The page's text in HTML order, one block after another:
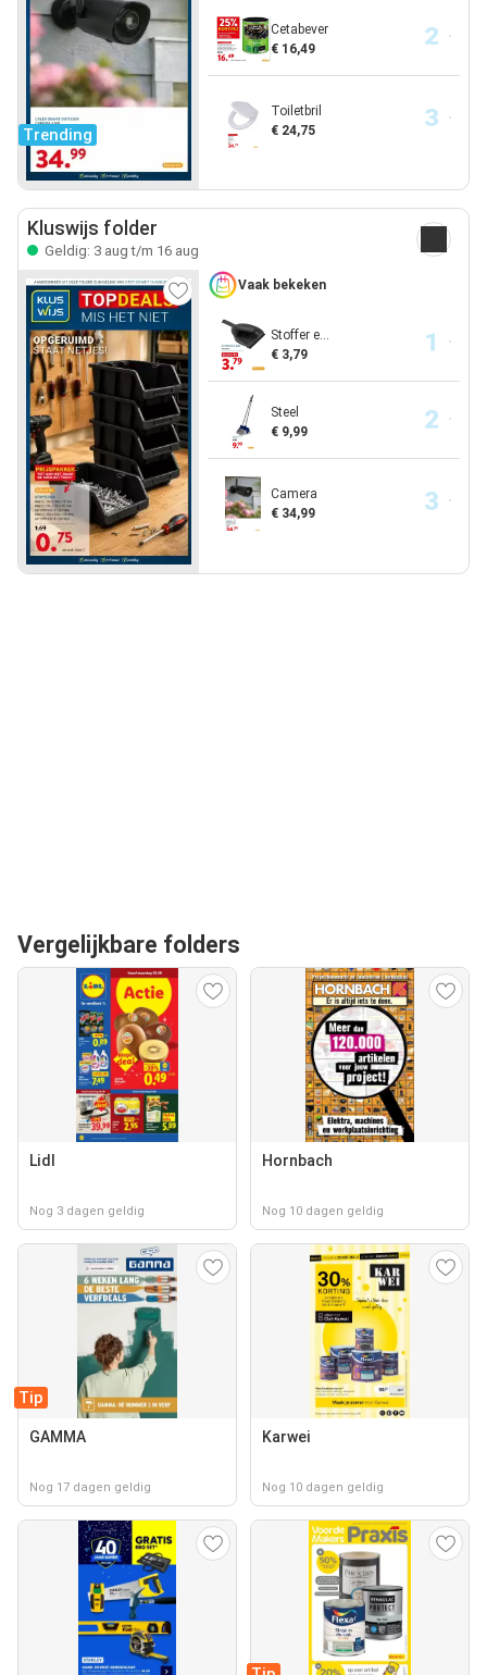
Trending
Cetabever
€ 16,49
Toiletbril
€ 24,75
Kluswijs folder
Geldig: 3 aug t/m 16 aug
Vaak bekeken
Stoffer e...
€ 3,79
Steel
€ 9,99
Camera
€ 34,99
Vergelijkbare folders
Lidl
Nog 3 dagen geldig
Hornbach
Nog 10 dagen geldig
Tip
GAMMA
Nog 17 dagen geldig
Karwei
Nog 10 dagen geldig